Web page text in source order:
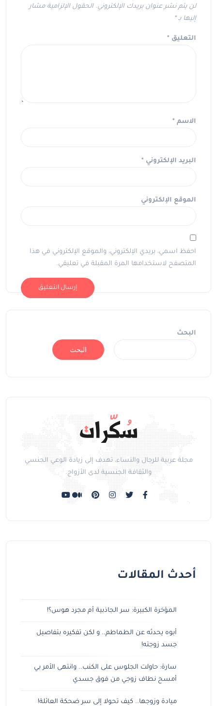
لن يتم نشر عنوان بريدك الإلكتروني. الحقول الإلزامية مشار
إليها بـ*
التعليق *
الاسم *
البريد الإلكتروني *
الموقع الإلكتروني
احفظ اسمي، بريدي الإلكتروني، والموقع الإلكتروني في هذا
المتصفح لاستخدامها المرة المقبلة في تعليقي.
البحث
البحث
مجلة عربية للرجال والنساء، تهدف إلى زيادة الوعي الجنسي
والثقافة الجنسية لدى الأزواج.
أحدث المقالات
المؤخرة الكبيرة: سر الجاذبية أم مجرد هوس؟!
أبوه يحدثه عن الطماطم.. و لكن تفكيره بتفاصيل
جسد زوجته!
سارة: حاولت الجلوس على الكنب.. وانتهى الأمر بي
أمسح نطاف زوجي من فوق جسدي
ميادة وزوجها.. كيف تحولا إلى سر ضحكة العائلة!